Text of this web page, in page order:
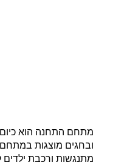
מתחם התחנה הוא כיום
ובחגים מוצגות
מתנגשות ורכבת